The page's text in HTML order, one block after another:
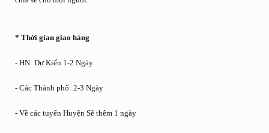
* Thời gian giao hàng
- HN: Dự Kiến 1-2 Ngày
- Các Thành phố: 2-3 Ngày
- Về các tuyến Huyện Sẽ thêm 1 ngày